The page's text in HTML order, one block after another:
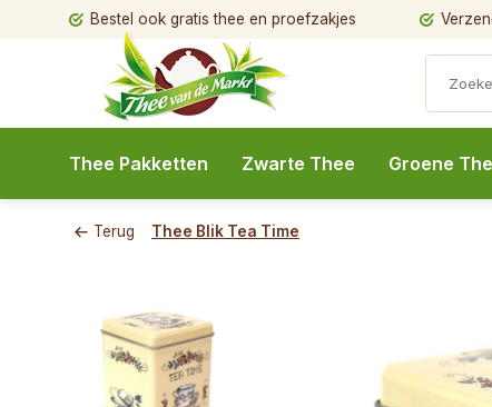
Bestel ook gratis thee en proefzakjes
Thee Pakketten Zwarte Thee Groene
Terug Thee Blik Tea Time